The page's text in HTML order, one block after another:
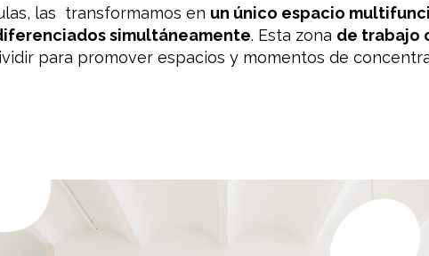
las transformamos en un único espacio
simultáneamente. Esta zona de trabajo
para promover espacios y momentos de